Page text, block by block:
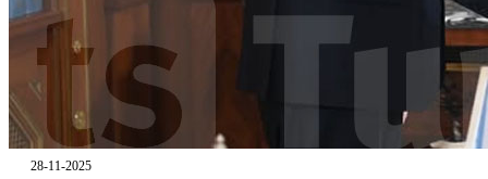
28-11-2025